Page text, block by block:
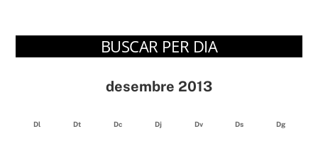
BUSCAR PER DIA
desembre 2013
Dl Dt Dc Dj Dv Ds Dg